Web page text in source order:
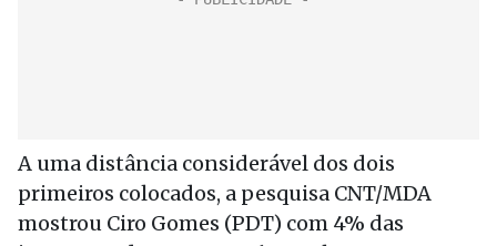
A uma distância considerável dos dois
primeiros colocados, a pesquisa CNT/MDA
mostrou Ciro Gomes (PDT) com 4% das